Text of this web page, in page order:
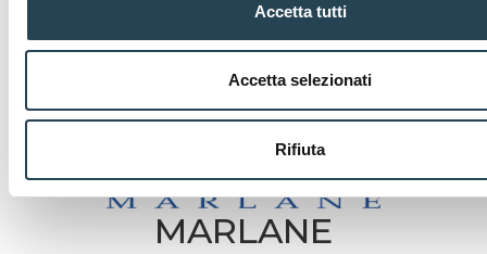
Accetta tutti
Accetta selezionati
Rifiuta
dello stile italiano.
MARLANE